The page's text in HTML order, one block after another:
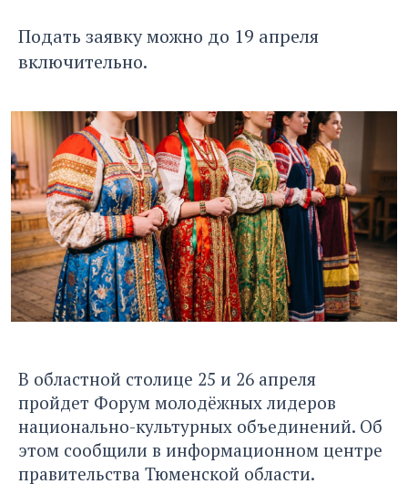
Подать заявку можно до 19 апреля
включительно.
В областной столице 25 и 26 апреля
пройдет Форум молодёжных лидеров
национально-культурных объединений. Об
этом сообщили в информационном центре
правительства Тюменской области.